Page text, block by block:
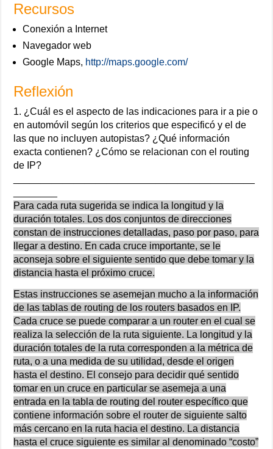
Recursos
Conexión a Internet
Navegador web
Google Maps, http://maps.google.com/
Reflexión
1. ¿Cuál es el aspecto de las indicaciones para ir a pie o
en automóvil según los criterios que especificó y el de
las que no incluyen autopistas? ¿Qué información
exacta contienen? ¿Cómo se relacionan con el routing
de IP?
Para cada ruta sugerida se indica la longitud y la
duración totales. Los dos conjuntos de direcciones
constan de instrucciones detalladas, paso por paso, para
llegar a destino. En cada cruce importante, se le
aconseja sobre el siguiente sentido que debe tomar y la
distancia hasta el próximo cruce.
Estas instrucciones se asemejan mucho a la información
de las tablas de routing de los routers basados en IP.
Cada cruce se puede comparar a un router en el cual se
realiza la selección de la ruta siguiente. La longitud y la
duración totales de la ruta corresponden a la métrica de
ruta, o a una medida de su utilidad, desde el origen
hasta el destino. El consejo para decidir qué sentido
tomar en un cruce en particular se asemeja a una
entrada en la tabla de routing del router específico que
contiene información sobre el router de siguiente salto
más cercano en la ruta hacia el destino. La distancia
hasta el cruce siguiente es similar al denominado “costo”